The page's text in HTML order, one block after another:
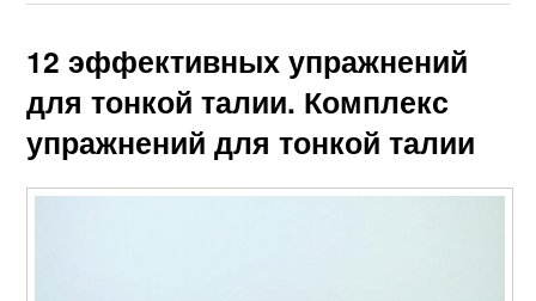
12 эффективных упражнений
для тонкой талии. Комплекс
упражнений для тонкой талии